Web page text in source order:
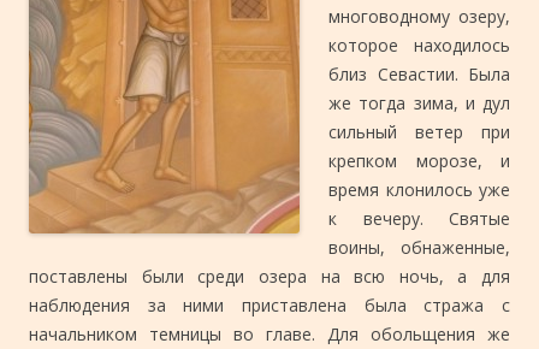
многоводному озеру,
которое находилось
близ Севастии. Была
же тогда зима, и дул
сильный ветер при
крепком морозе, и
время клонилось уже
к вечеру. Святые
воины, обнаженные,
поставлены были среди озера на всю ночь, а для
наблюдения за ними приставлена была стража с
начальником темницы во главе. Для обольщения же